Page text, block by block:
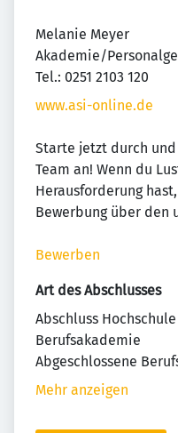
Melanie Meyer
Akademie/
Tel.: 0251 2103 120
www.asi-online.de
Starte jetzt durch
Team an! Wenn du
Herausforderung
Bewerbung über den
Bewerben
Art des Abschlusses
Abschluss
Berufsakademie
Abgeschlossene
Mehr anzeigen